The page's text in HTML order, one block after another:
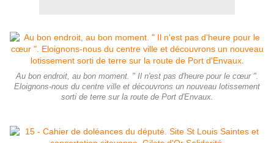
Au bon endroit, au bon moment. " Il n'est pas d'heure pour le cœur ".
Eloignons-nous du centre ville et découvrons un nouveau lotissement
sorti de terre sur la route de Port d'Envaux.